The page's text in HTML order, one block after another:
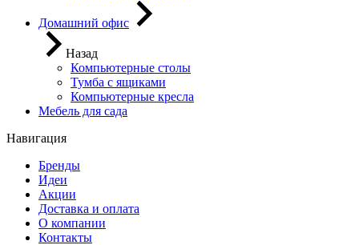
Домашний офис
Назад
Компьютерные столы
Тумба с ящиками
Компьютерные кресла
Мебель для сада
Навигация
Бренды
Идеи
Акции
Доставка и оплата
О компании
Контакты